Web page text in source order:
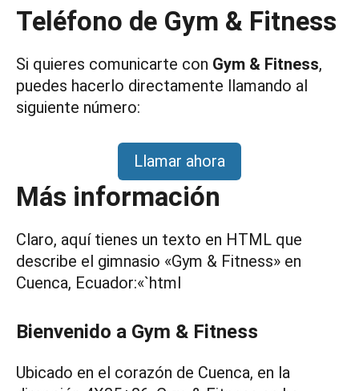
Teléfono de Gym & Fitness
Si quieres comunicarte con Gym & Fitness,
puedes hacerlo directamente llamando al
siguiente número:
Llamar ahora
Más información
Claro, aquí tienes un texto en HTML que
describe el gimnasio «Gym & Fitness» en
Cuenca, Ecuador:«`html
Bienvenido a Gym & Fitness
Ubicado en el corazón de Cuenca, en la